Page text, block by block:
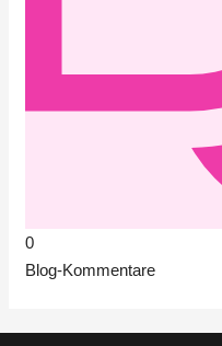
0
Blog-Kommentare